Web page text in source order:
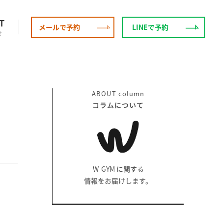
メールで予約 LINEで予約
ABOUT column
コラムについて
W-GYM に関する
情報をお届けします。